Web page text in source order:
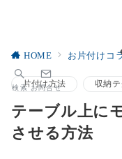
検索 お問合せ
HOME お片付けコ
片付け方法 収納テ
テーブル上に
させる方法